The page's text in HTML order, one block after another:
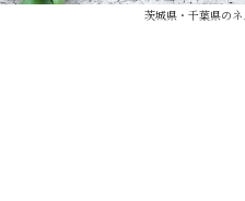
茨城県・千葉県の